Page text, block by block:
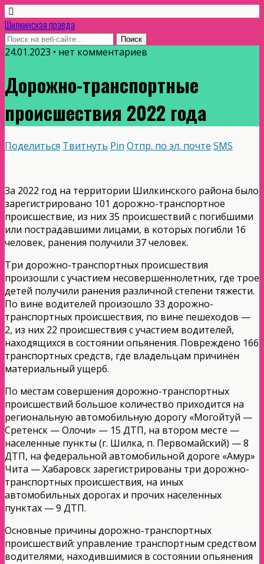
Шилкинская правда
24.01.2023 • нет комментариев
Дорожно-транспортные
происшествия 2022 года
Поделиться Твитнуть Pin Отпр. по эл. почте SMS
За 2022 год на территории Шилкинского района было
зарегистрировано 101 дорожно-транспортное
происшествие, из них 35 происшествий с погибшими
или пострадавшими лицами, в которых погибли 16
человек, ранения получили 37 человек.
Три дорожно-транспортных происшествия
произошли с участием несовершеннолетних, где трое
детей получили ранения различной степени тяжести.
По вине водителей произошло 33 дорожно-
транспортных происшествия, по вине пешеходов —
2, из них 22 происшествия с участием водителей,
находящихся в состоянии опьянения. Повреждено 166
транспортных средств, где владельцам причинён
материальный ущерб.
По местам совершения дорожно-транспортных
происшествий большое количество приходится на
региональную автомобильную дорогу «Могойтуй —
Сретенск — Олочи» — 15 ДТП, на втором месте —
населенные пункты (г. Шилка, п. Первомайский) — 8
ДТП, на федеральной автомобильной дороге «Амур»
Чита — Хабаровск зарегистрированы три дорожно-
транспортных происшествия, на иных
автомобильных дорогах и прочих населенных
пунктах — 9 ДТП.
Основные причины дорожно-транспортных
происшествий: управление транспортным средством
водителями, находившимися в состоянии опьянения